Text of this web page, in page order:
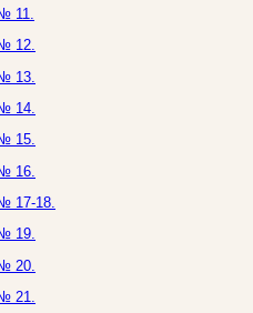
11.
12.
13.
14.
15.
16.
17-18.
19.
20.
21.